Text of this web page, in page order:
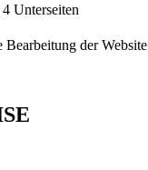
Unterseiten
Bearbeitung der Website